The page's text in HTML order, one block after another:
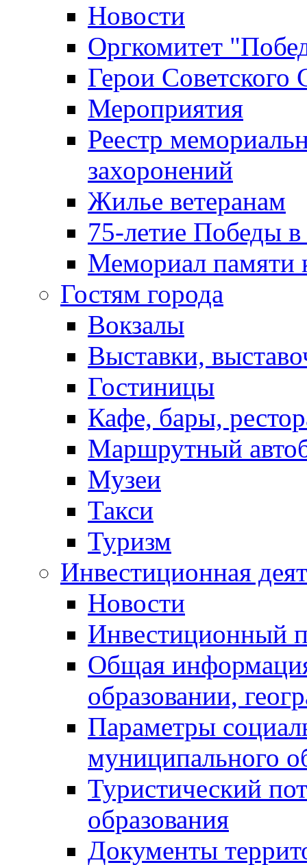
Новости
Оргкомитет
Герои Советского
Мероприятия
Реестр
захоронений
Жилье ветеранам
75-летие Победы
Мемориал памяти
Гостям города
Вокзалы
Выставки,
Гостиницы
Кафе, бары,
Маршрутный
Музеи
Такси
Туризм
Инвестиционная
Новости
Инвестиционный
Общая
образовании,
Параметры
муниципального
Туристический
образования
Документы